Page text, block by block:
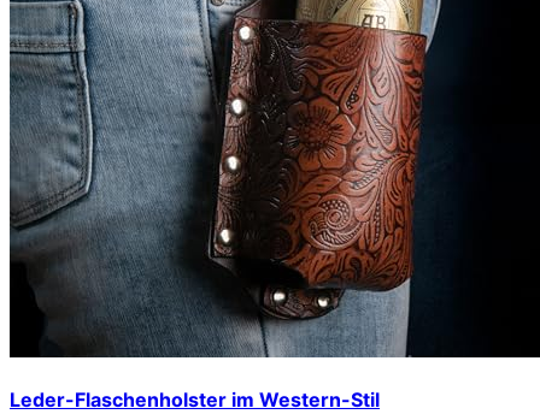
Leder-Flaschenholster im Western-Stil